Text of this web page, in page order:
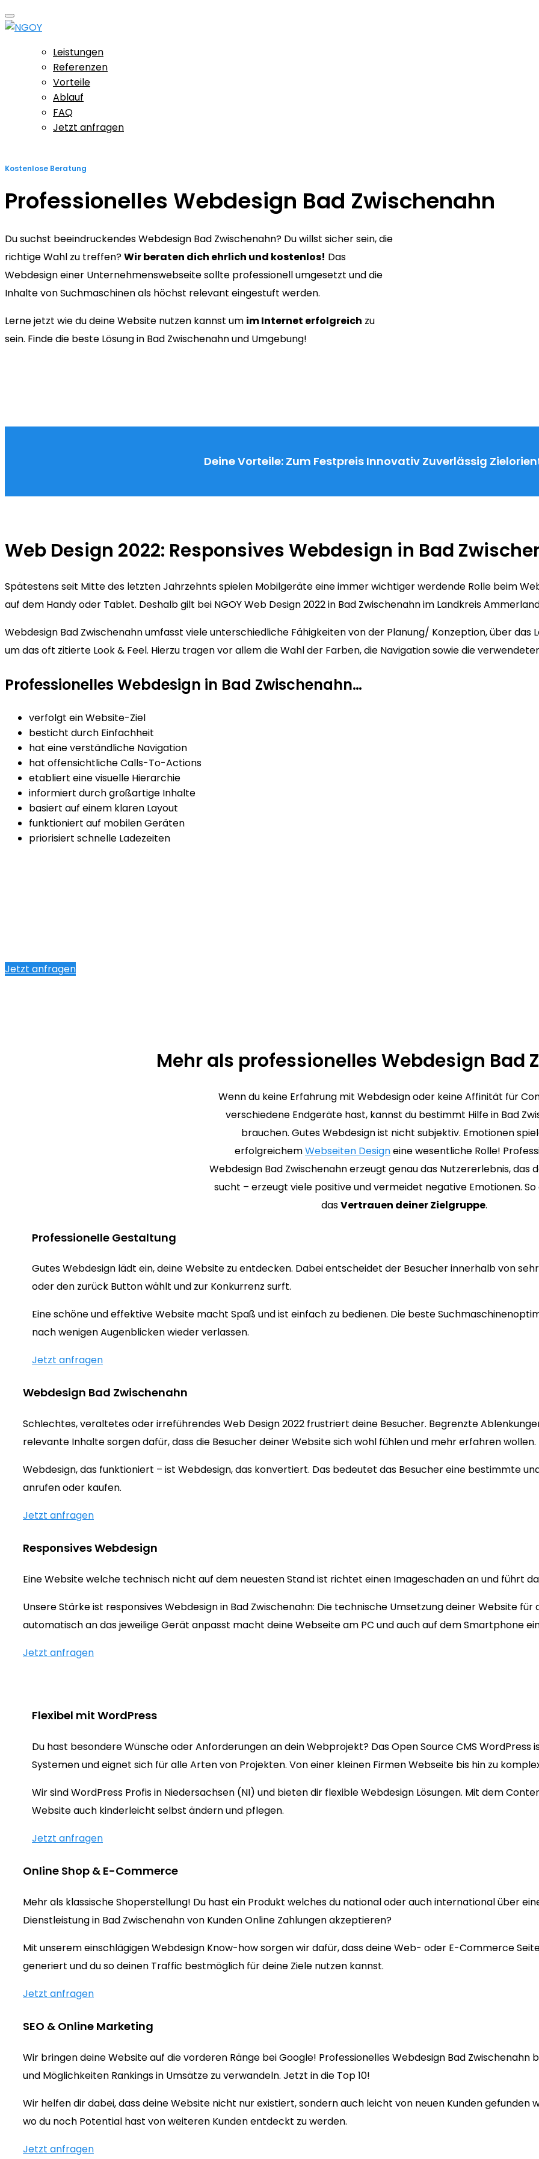
Leistungen
Referenzen
Vorteile
Ablauf
FAQ
Jetzt anfragen
Kostenlose Beratung
Professionelles Webdesign Bad Zwischenahn
Du suchst beeindruckendes Webdesign Bad Zwischenahn? Du willst sicher sein, die
richtige Wahl zu treffen?Wir beraten dich ehrlich und kostenlos! Das
Webdesign einer Unternehmenswebseite sollte professionell umgesetzt und die
Inhalte von Suchmaschinen als höchst relevant eingestuft werden.
Lerne jetzt wie du deine Website nutzen kannst um im Internet erfolgreich zu
sein. Finde die beste Lösung in Bad Zwischenahn und Umgebung!
Deine Vorteile: Zum Festpreis Innovativ Zuverlässig
Web Design 2022: Responsives Webdesign in Bad
Spätestens seit Mitte des letzten Jahrzehnts spielen Mobilgeräte eine immer wichtiger werdende Rolle beim
auf dem Handy oder Tablet. Deshalb gilt bei NGOY Web Design 2022 in Bad Zwischenahn im Landkreis
Webdesign Bad Zwischenahn umfasst viele unterschiedliche Fähigkeiten von der Planung/ Konzeption, über das
um das oft zitierte Look & Feel. Hierzu tragen vor allem die Wahl der Farben, die Navigation sowie die
Professionelles Webdesign in Bad Zwischenahn…
verfolgt ein Website-Ziel
besticht durch Einfachheit
hat eine verständliche Navigation
hat offensichtliche Calls-To-Actions
etabliert eine visuelle Hierarchie
informiert durch großartige Inhalte
basiert auf einem klaren Layout
funktioniert auf mobilen Geräten
priorisiert schnelle Ladezeiten
Jetzt anfragen
Mehr als professionelles Webdesign Bad
Wenn du keine Erfahrung mit Webdesign oder keine Affinität für
verschiedene Endgeräte hast, kannst du bestimmt Hilfe in Bad
brauchen. Gutes Webdesign ist nicht subjektiv. Emotionen
erfolgreichemWebseiten Designeine wesentliche Rolle!
Webdesign Bad Zwischenahn erzeugt genau das Nutzererlebnis, das
sucht – erzeugt viele positive und vermeidet negative Emotionen. So
dasVertrauen deiner Zielgruppe.
Professionelle Gestaltung
Gutes Webdesign lädt ein, deine Website zu entdecken. Dabei entscheidet der Besucher innerhalb von
oder den zurück Button wählt und zur Konkurrenz surft.
Eine schöne und effektive Website macht Spaß und ist einfach zu bedienen. Die beste
nach wenigen Augenblicken wieder verlassen.
Jetzt anfragen
Webdesign Bad Zwischenahn
Schlechtes, veraltetes oder irreführendes Web Design 2022 frustriert deine Besucher. Begrenzte
relevante Inhalte sorgen dafür, dass die Besucher deiner Website sich wohl fühlen und mehr erfahren wollen.
Webdesign, das funktioniert – ist Webdesign, das konvertiert. Das bedeutet das Besucher eine bestimmte
anrufen oder kaufen.
Jetzt anfragen
Responsives Webdesign
Eine Website welche technisch nicht auf dem neuesten Stand ist richtet einen Imageschaden an und führt
Unsere Stärke ist responsives Webdesign in Bad Zwischenahn: Die technische Umsetzung deiner Website
automatisch an das jeweilige Gerät anpasst macht deine Webseite am PC und auch auf dem Smartphone
Jetzt anfragen
Flexibel mit WordPress
Du hast besondere Wünsche oder Anforderungen an dein Webprojekt? Das Open Source CMS
Systemen und eignet sich für alle Arten von Projekten. Von einer kleinen Firmen Webseite bis hin zu
Wir sind WordPress Profis in Niedersachsen (NI) und bieten dir flexible Webdesign Lösungen. Mit dem
Website auch kinderleicht selbst ändern und pflegen.
Jetzt anfragen
Online Shop & E-Commerce
Mehr als klassische Shoperstellung! Du hast ein Produkt welches du national oder auch international über
Dienstleistung in Bad Zwischenahn von Kunden Online Zahlungen akzeptieren?
Mit unserem einschlägigen Webdesign Know-how sorgen wir dafür, dass deine Web- oder E-Commerce
generiert und du so deinen Traffic bestmöglich für deine Ziele nutzen kannst.
Jetzt anfragen
SEO & Online Marketing
Wir bringen deine Website auf die vorderen Ränge bei Google! Professionelles Webdesign Bad
und Möglichkeiten Rankings in Umsätze zu verwandeln. Jetzt in die Top 10!
Wir helfen dir dabei, dass deine Website nicht nur existiert, sondern auch leicht von neuen Kunden
wo du noch Potential hast von weiteren Kunden entdeckt zu werden.
Jetzt anfragen